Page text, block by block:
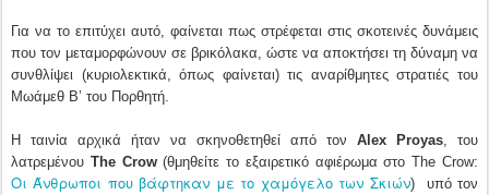
Για να το επιτύχει αυτό, φαίνεται πως στρέφεται στις σκοτεινές δυνάμεις
που τον μεταμορφώνουν σε βρικόλακα, ώστε να αποκτήσει τη δύναμη να
συνθλίψει (κυριολεκτικά, όπως φαίνεται) τις αναρίθμητες στρατιές του
Μωάμεθ Β’ του Πορθητή.
Η ταινία αρχικά ήταν να σκηνοθετηθεί από τον Alex Proyas, του
λατρεμένου The Crow(θμηθείτε το εξαιρετικό αφιέρωμα στο The Crow:
Οι Άνθρωποι που βάφτηκαν με το χαμόγελο των Σκιών) υπό τον